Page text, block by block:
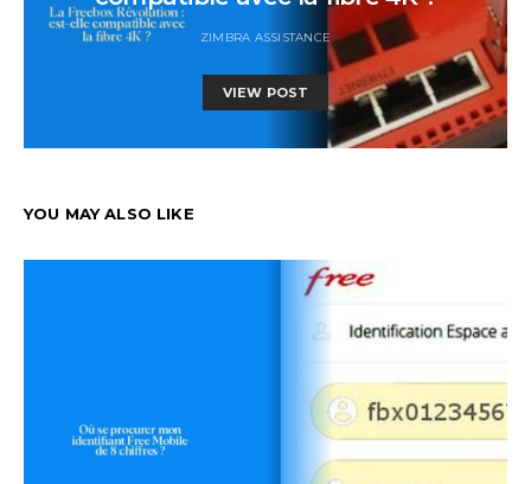
ZIMBRA ASSISTANCE
VIEW POST
YOU MAY ALSO LIKE